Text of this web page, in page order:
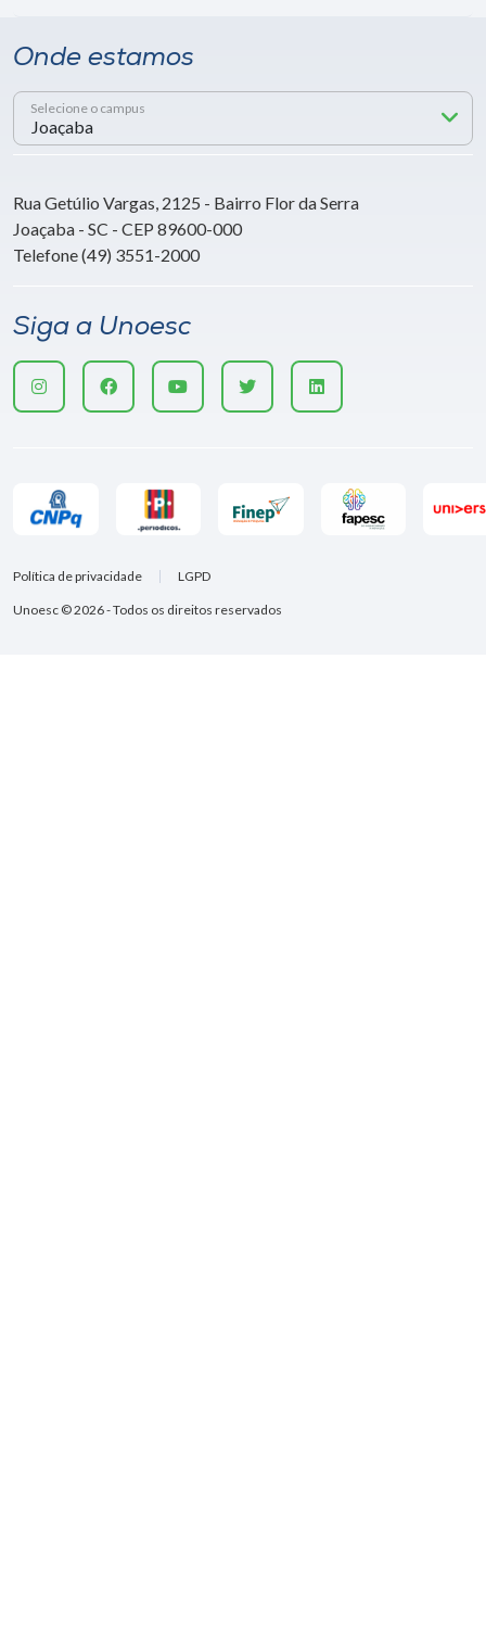
Onde estamos
Selecione o campus
Rua Getúlio Vargas, 2125 - Bairro Flor da Serra
Joaçaba - SC - CEP 89600-000
Telefone (49) 3551-2000
Siga a Unoesc
Unoesc © 2026 - Todos os direitos reservados
Política de privacidade LGPD